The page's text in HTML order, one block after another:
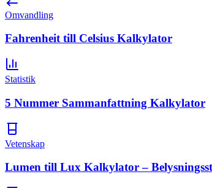
Omvandling
Fahrenheit till Celsius Kalkylator
Statistik
5 Nummer Sammanfattning Kalkylator
Vetenskap
Lumen till Lux Kalkylator –